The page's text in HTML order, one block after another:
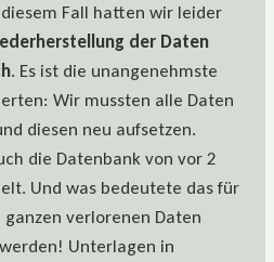
Fall hatten wir leider
der Daten
. Es ist die unangenehmste
Wir mussten alle Daten
diesen neu aufsetzen.
die Datenbank von vor 2
Und was bedeutete das für
verlorenen Daten
Unterlagen in